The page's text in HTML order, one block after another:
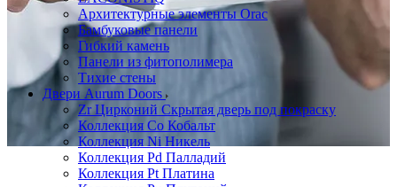
Архитектурные элементы Orac
Бамбуковые панели
Гибкий камень
Панели из фитополимера
Тихие стены
Двери Aurum Doors
Zr Цирконий Скрытая дверь под покраску
Коллекция Co Кобальт
Коллекция Ni Никель
Коллекция Pd Палладий
Коллекция Pt Платина